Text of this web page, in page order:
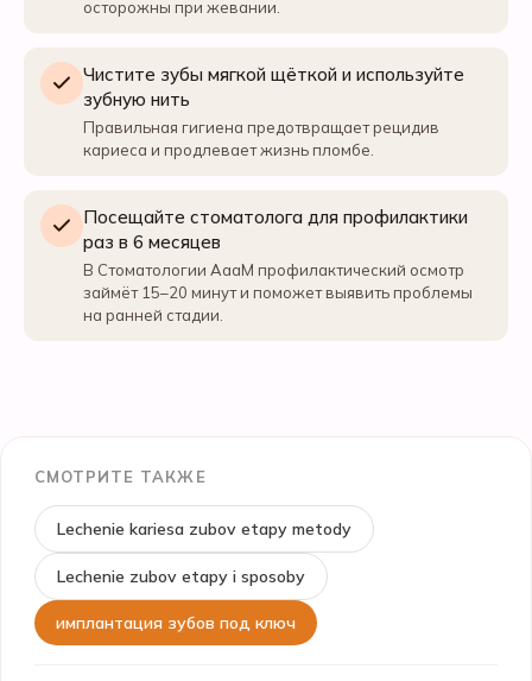
осторожны при жевании.
Чистите зубы мягкой щёткой и используйте
зубную нить
Правильная гигиена предотвращает рецидив
кариеса и продлевает жизнь пломбе.
Посещайте стоматолога для профилактики
раз в 6 месяцев
В Стоматологии АааМ профилактический осмотр
займёт 15–20 минут и поможет выявить проблемы
на ранней стадии.
СМОТРИТЕ ТАКЖЕ
Lechenie kariesa zubov etapy metody
Lechenie zubov etapy i sposoby
имплантация зубов под ключ